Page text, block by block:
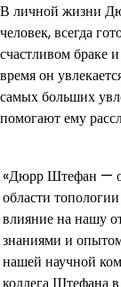
В личной жизни
человек, всегда
счастливом браке
время он
самых больших
помогают ему
«Дюрр Штефан —
области
влияние на нашу
знаниями и
нашей научной